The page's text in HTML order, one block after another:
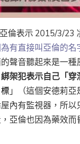
亞倫表示 2015/3/23
有直接叫亞倫的名
聲音聽起來是一
綁架犯表示自己「穿
」（這個安德莉
內有監視器，所
亞倫也因為藥效而